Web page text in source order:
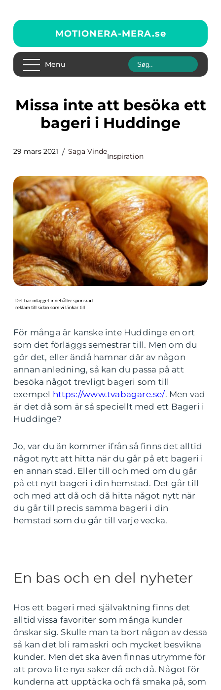
MOTIONERA-MERA.se
Menu
Missa inte att besöka ett
bageri i Huddinge
29 mars 2021 Saga Vinde
Inspiration
För många är kanske inte Huddinge en ort
som det förläggs semestrar till. Men om du
gör det, eller ändå hamnar där av någon
annan anledning, så kan du passa på att
besöka något trevligt bageri som till
exempel https://www.tvabagare.se/. Men vad
är det då som är så speciellt med ett Bageri i
Huddinge?
Jo, var du än kommer ifrån så finns det alltid
något nytt att hitta när du går på ett bageri i
en annan stad. Eller till och med om du går
på ett nytt bageri i din hemstad. Det går till
och med att då och då hitta något nytt när
du går till precis samma bageri i din
hemstad som du går till varje vecka.
En bas och en del nyheter
Hos ett bageri med självaktning finns det
alltid vissa favoriter som många kunder
önskar sig. Skulle man ta bort någon av dessa
så kan det bli ramaskri och mycket besvikna
kunder. Men det ska även finnas utrymme för
att prova lite nya saker då och då. Något för
kunderna att upptäcka och få smaka på, som